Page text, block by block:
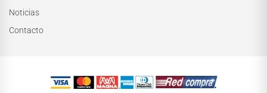
Noticias
Contacto